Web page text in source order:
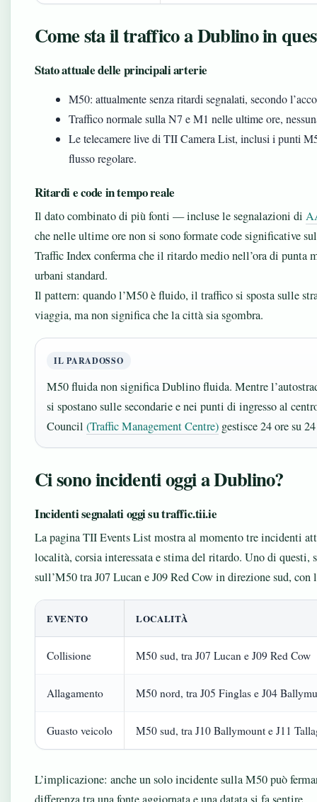
Come sta il traffico a Dublino in
Stato attuale delle principali arterie
M50: attualmente senza ritardi segnalati, secondo
Traffico normale sulla N7 e M1 nelle ultime ore,
Le telecamere live di TII Camera List, inclusi i punti
flusso regolare.
Ritardi e code in tempo reale
Il dato combinato di più fonti — incluse le segnalazioni di
che nelle ultime ore non si sono formate code significative
Traffic Index conferma che il ritardo medio nell’ora di punta
urbani standard.
Il pattern: quando l’M50 è fluido, il traffico si sposta sulle
viaggia, ma non significa che la città sia sgombra.
IL PARADOSSO
M50 fluida non significa Dublino fluida. Mentre
si spostano sulle secondarie e nei punti di ingresso al
Council (Traffic Management Centre) gestisce 24 ore su
Ci sono incidenti oggi a Dublino?
Incidenti segnalati oggi su traffic.tii.ie
La pagina TII Events List mostra al momento tre incidenti
località, corsia interessata e stima del ritardo. Uno di
sull’M50 tra J07 Lucan e J09 Red Cow in direzione sud,
EVENTO LOCALITÀ
Collisione M50 sud, tra J07 Lucan e J09 Red Cow
Allagamento M50 nord, tra J05 Finglas e J04
Guasto veicolo M50 sud, tra J10 Ballymount e J11
L’implicazione: anche un solo incidente sulla M50 può